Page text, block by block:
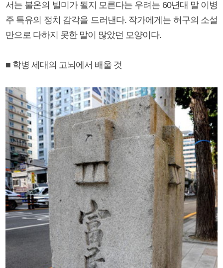
서는 불온의 빌미가 될지 모른다는 우려는 60년대 말 이병
주 특유의 정치 감각을 드러낸다. 작가에게는 허구의 소설
만으로 다하지 못한 말이 많았던 모양이다.
■ 학병 세대의 고뇌에서 배울 것